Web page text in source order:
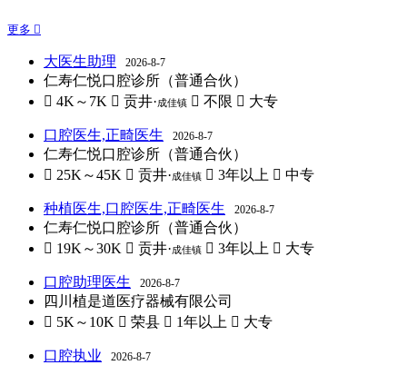
更多 
大医生助理 2026-8-7
仁寿仁悦口腔诊所（普通合伙）
 4K～7K  贡井·成佳镇  不限  大专
口腔医生,正畸医生 2026-8-7
仁寿仁悦口腔诊所（普通合伙）
 25K～45K  贡井·成佳镇  3年以上  中专
种植医生,口腔医生,正畸医生 2026-8-7
仁寿仁悦口腔诊所（普通合伙）
 19K～30K  贡井·成佳镇  3年以上  大专
口腔助理医生 2026-8-7
四川植是道医疗器械有限公司
 5K～10K  荣县  1年以上  大专
口腔执业 2026-8-7